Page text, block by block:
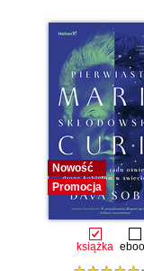
Nowość
Promocja
książka